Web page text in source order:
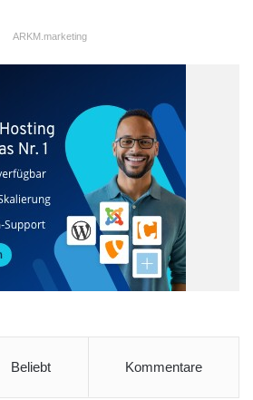
ARKM.marketing
Beliebt Kommentare